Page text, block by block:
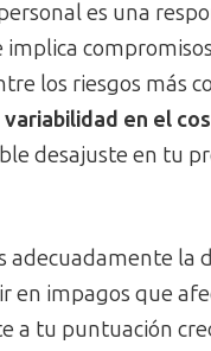
es una
implica
los riesgos más
variabilidad en el
desajuste en tu
adecuadamente la
en impagos que
a tu puntuación